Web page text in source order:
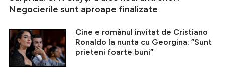
Negocierile sunt aproape finalizate
Cine e românul invitat de Cristiano
Ronaldo la nunta cu Georgina: ”Sunt
prieteni foarte buni”